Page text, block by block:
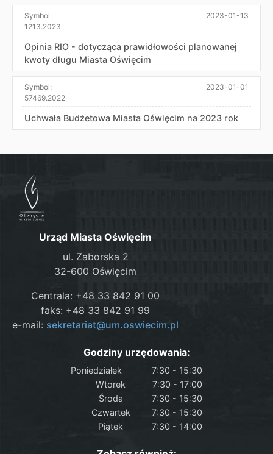
Symbol:
1213.2023
2023-01-13
Opinia RIO - dotycząca prawidłowości planowanej
kwoty długu Miasta Oświęcim
Symbol:
57469.2022
2023-01-01
Uchwała Budżetowa Miasta Oświęcim na 2023 rok
Urząd Miasta Oświęcim
ul. Zaborska 2
32-600 Oświęcim
Centrala: +48 33 842 91 00
faks: +48 33 842 91 99
e-mail: sekretariat@um.oswiecim.pl
Godziny urzędowania:
Poniedziałek
7:30 - 15:30
Wtorek
7:30 - 17:00
Środa
7:30 - 15:30
Czwartek
7:30 - 15:30
Piątek
7:30 - 14:00